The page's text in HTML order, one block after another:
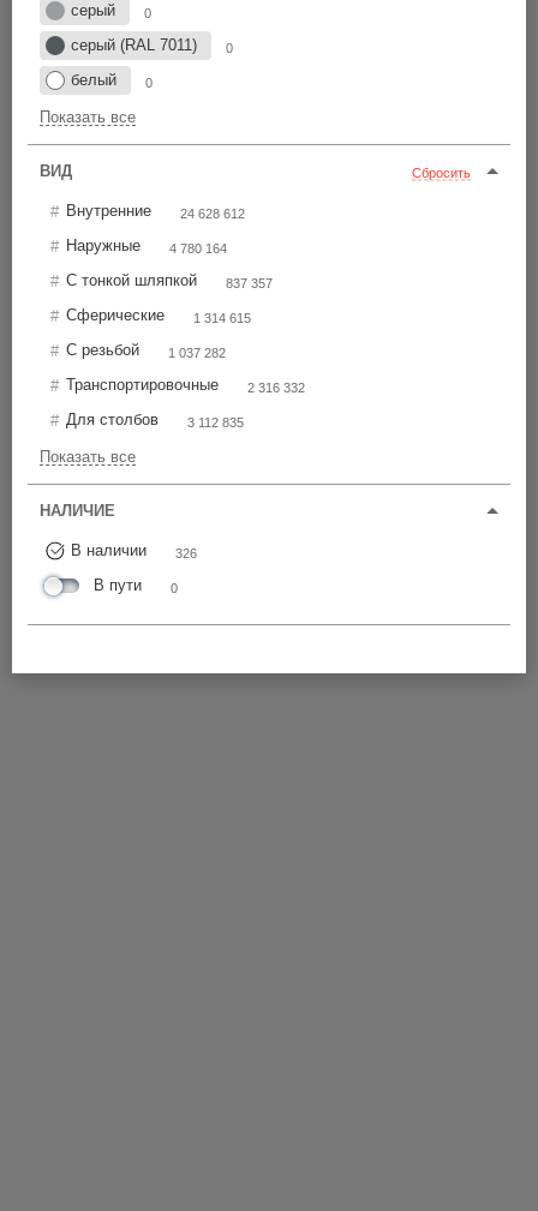
серый 0
серый (RAL 7011) 0
белый 0
Показать все
ВИД Сбросить
Внутренние 24 628 612
Наружные 4 780 164
С тонкой шляпкой 837 357
Сферические 1 314 615
С резьбой 1 037 282
Транспортировочные 2 316 332
Для столбов 3 112 835
Показать все
НАЛИЧИЕ
В наличии 326
В пути 0
Цена по возрастанию
50
Ø400
от 684,50 р.